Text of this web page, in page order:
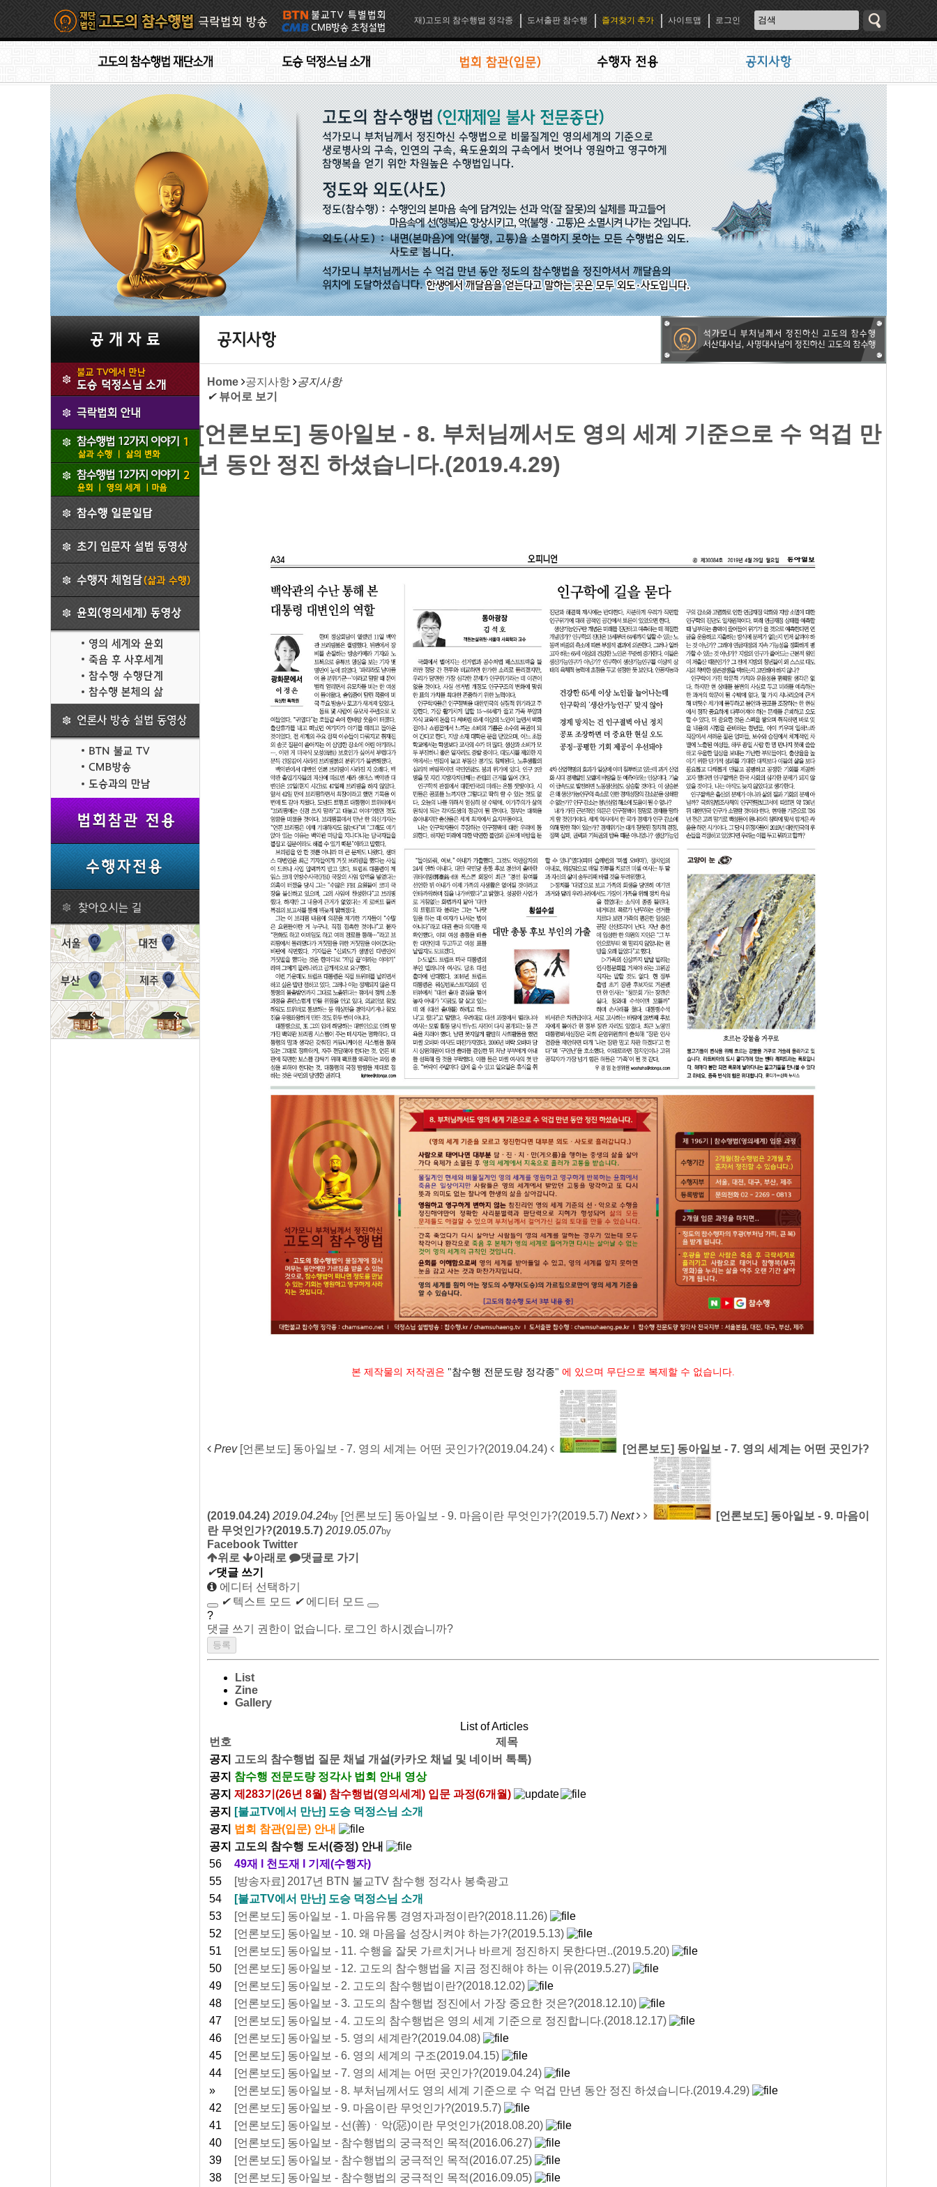
재)고도의 참수행법 정각종 도서출판 참수행 즐겨찾기 추가 사이트맵 로그인
Home 공지사항
공지사항
✔ 뷰어로 보기
[언론보도] 동아일보 - 8. 부처님께서도 영의 세계 기준으로 수 억겁 만
년 동안 정진 하셨습니다.(2019.4.29)
본 제작물의 저작권은 "참수행 전문도량 정각종" 에 있으며 무단으로 복제할 수 없습니다.
Prev[언론보도] 동아일보 - 7. 영의 세계는 어떤 곳인가?(2019.04.24) [언론보도] 동아일보 - 7. 영의 세계는 어떤 곳인가?
(2019.04.24) 2019.04.24by [언론보도] 동아일보 - 9. 마음이란 무엇인가?(2019.5.7) Next
[언론보도] 동아일보 - 9. 마음이
란 무엇인가?(2019.5.7) 2019.05.07by
Facebook Twitter
위로
아래로
댓글로 가기
✔댓글 쓰기
에디터 선택하기
✔ 텍스트 모드 ✔ 에디터 모드
?
댓글 쓰기 권한이 없습니다. 로그인 하시겠습니까?
List
Zine
Gallery
List of Articles
번호
제목
공지
고도의 참수행법 질문 채널 개설(카카오 채널 및 네이버 톡톡)
공지 참수행 전문도량 정각사 법회 안내 영상
공지 제283기(26년 8월) 참수행법(영의세계) 입문 과정(6개월)
공지
[불교TV에서 만난] 도승 덕정스님 소개
공지 법회 참관(입문) 안내
공지 고도의 참수행 도서(증정) 안내
56
49재 l 천도재 l 기제(수행자)
55
[방송자료] 2017년 BTN 불교TV 참수행 정각사 봉축광고
54
[불교TV에서 만난] 도승 덕정스님 소개
53
[언론보도] 동아일보 - 1. 마음유통 경영자과정이란?(2018.11.26)
52
[언론보도] 동아일보 - 10. 왜 마음을 성장시켜야 하는가?(2019.5.13)
51
[언론보도] 동아일보 - 11. 수행을 잘못 가르치거나 바르게 정진하지 못한다면..(2019.5.20)
50
[언론보도] 동아일보 - 12. 고도의 참수행법을 지금 정진해야 하는 이유(2019.5.27)
49
[언론보도] 동아일보 - 2. 고도의 참수행법이란?(2018.12.02)
48
[언론보도] 동아일보 - 3. 고도의 참수행법 정진에서 가장 중요한 것은?(2018.12.10)
47
[언론보도] 동아일보 - 4. 고도의 참수행법은 영의 세계 기준으로 정진합니다.(2018.12.17)
46
[언론보도] 동아일보 - 5. 영의 세계란?(2019.04.08)
45
[언론보도] 동아일보 - 6. 영의 세계의 구조(2019.04.15)
44
[언론보도] 동아일보 - 7. 영의 세계는 어떤 곳인가?(2019.04.24)
»
[언론보도] 동아일보 - 8. 부처님께서도 영의 세계 기준으로 수 억겁 만년 동안 정진 하셨습니다.(2019.4.29)
42
[언론보도] 동아일보 - 9. 마음이란 무엇인가?(2019.5.7)
41
[언론보도] 동아일보 - 선(善)ㆍ악(惡)이란 무엇인가(2018.08.20)
40
[언론보도] 동아일보 - 참수행법의 궁극적인 목적(2016.06.27)
39
[언론보도] 동아일보 - 참수행법의 궁극적인 목적(2016.07.25)
38
[언론보도] 동아일보 - 참수행법의 궁극적인 목적(2016.09.05)